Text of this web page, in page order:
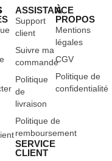
ASSISTANCE
Support
client
Suivre ma
commande
Politique
de
livraison
Politique de
remboursement
SERVICE
CLIENT
À
PROPOS
Mentions
légales
CGV
Politique de
confidentialité